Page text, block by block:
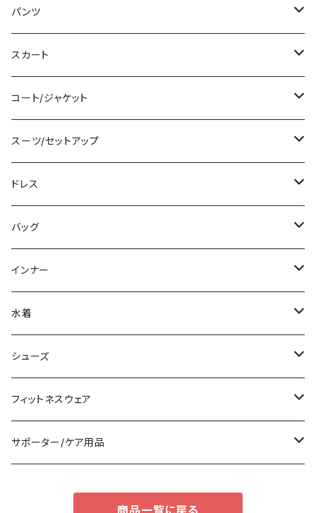
タンクトップ/キャミソール
シャツ/ブラウス
ベアトップ/チューブトップ
カーディガン/ボレロ
ニット/セーター
パーカー
スウェット/トレーナー
その他
ミニ/ショート
ミディアム/ミモレ
ロング/マキシ
袖付き
ノースリーブ
その他
チュニック
パンツ
ショート丈
クロップド丈
ロング丈
デニム
レギンス
その他
オールインワン
スカート
ミニ/ショート
ミディアム/ミモレ
ロング
その他
コート/ジャケット
コート
ジャケット
その他
スーツ/セットアップ
パンツスーツ
スカートスーツ
その他
ドレス
ミニ/ショート
ミディアム/ミモレ
ロング/マキシ
袖付き
ノースリーブ
パンツドレス
バッグ
サブバッグ
クラッチバッグ
フォーマルバッグ
カジュアルバッグ
バックパック
インナー
ブラ/ブラトップ/ベアトップ
ショーツ
タンクトップ/キャミソール
半袖/5分
水着
タンキニ
バンドゥビキニ
ワンピース
シューズ
スニーカー
ブーツ
フィットネスウェア
セット販売
サポーター/ケア用品
商品一覧に戻る